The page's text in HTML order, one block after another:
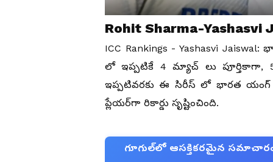
Rohit Sharma-Yashasvi
ICC Rankings - Yashasvi
లో ఇప్ప‌టికే 4 మ్యాచ్ లు పూర్తికాగా,
ఇప్ప‌టివ‌ర‌కు ఈ సిరీస్ లో భార‌త యంగ్
ప్లేయర్‌గా రికార్డు సృష్టించింది.
గూగుల్‌లో ఆసక్తికరమైన